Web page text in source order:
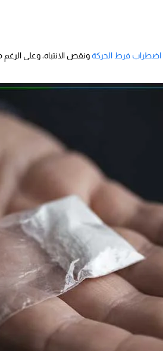
اضطراب فرط الحركةونقص الانتباه، وعلى